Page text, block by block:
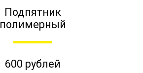
Подпятник
полимерный
600 рублей